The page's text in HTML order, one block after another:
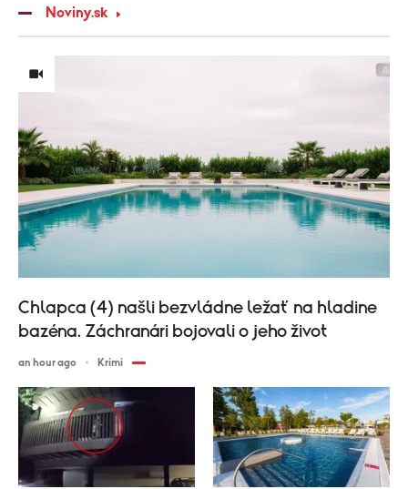
Noviny.sk
Chlapca (4) našli bezvládne ležať na hladine
bazéna. Záchranári bojovali o jeho život
an hour ago Krimi